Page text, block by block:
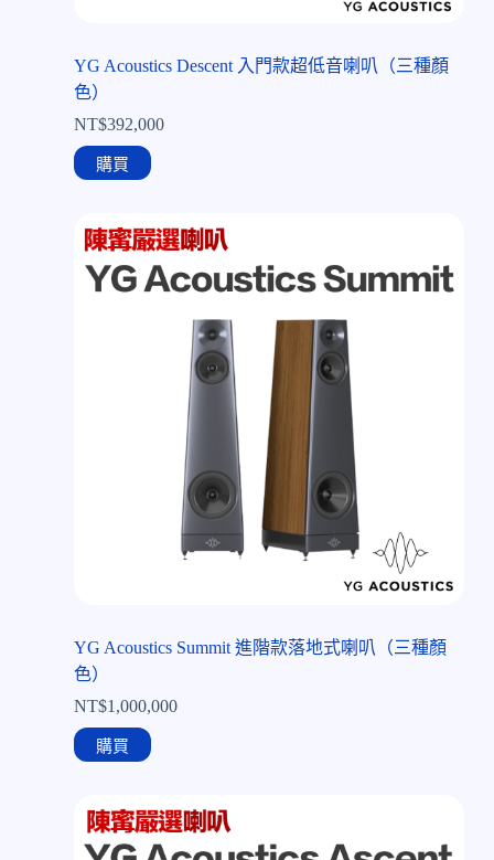
YG Acoustics Descent 入門款超低音喇叭（三種顏
色）
NT$392,000
購買
YG Acoustics Summit 進階款落地式喇叭（三種顏
色）
NT$1,000,000
購買